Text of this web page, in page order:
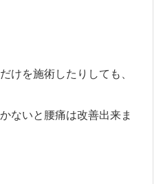
けを施術したりしても、
ないと腰痛は改善出来ま